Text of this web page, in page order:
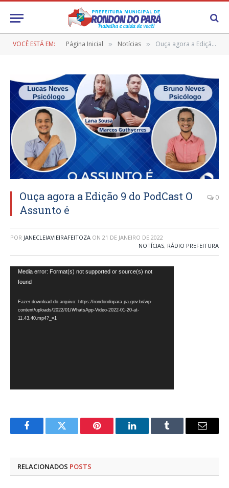
VOCÊ ESTÁ EM: Página Inicial » Notícias » Ouça agora a Edição 9 do PodCast O Assunto é
Ouça agora a Edição 9 do PodCast O
Assunto é
0
POR JANECLEIAVIEIRAFEITOZA ON 21 DE JANEIRO DE 2022
NOTÍCIAS, RÁDIO PREFEITURA
Tocador
vídeo
Media error: Format(s) not supported or source(s) not
found
Fazer download do arquivo: https://rondondopara.pa.gov.br/wp-
content/uploads/2022/01/WhatsApp-Video-2022-01-20-at-
11.43.40.mp4?_=1
FacebookTwitter Pinterest LinkedInTumblr
E-
RELACIONADOS POSTS